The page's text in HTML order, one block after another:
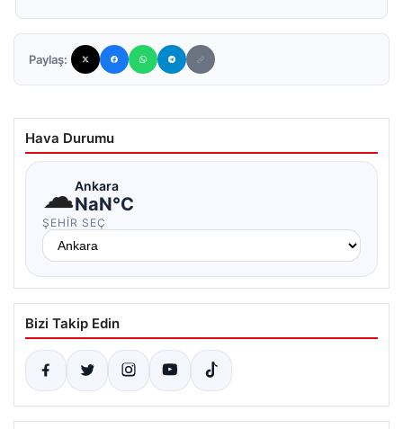
Paylaş:
Hava Durumu
☁Ankara
NaN°C
ŞEHIR SEÇ
Bizi Takip Edin